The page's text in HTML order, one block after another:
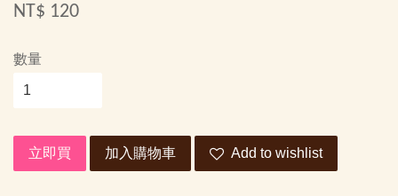
NT$ 120
數量
立即買 加入購物車 Add to wishlist